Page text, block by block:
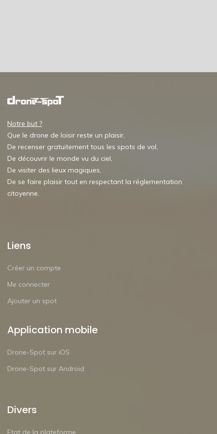
Notre but ?
Que le drone de loisir reste un plaisir,
De recenser gratuitement tous les spots de vol,
De découvrir le monde vu du ciel,
De visiter des lieux magiques,
De se faire plaisir tout en respectant la réglementation
citoyenne.
Liens
Créer un compte
Me connecter
Ajouter un spot
Application mobile
Drone-Spot sur iOS
Drone-Spot sur Android
Divers
Etat de la plateforme